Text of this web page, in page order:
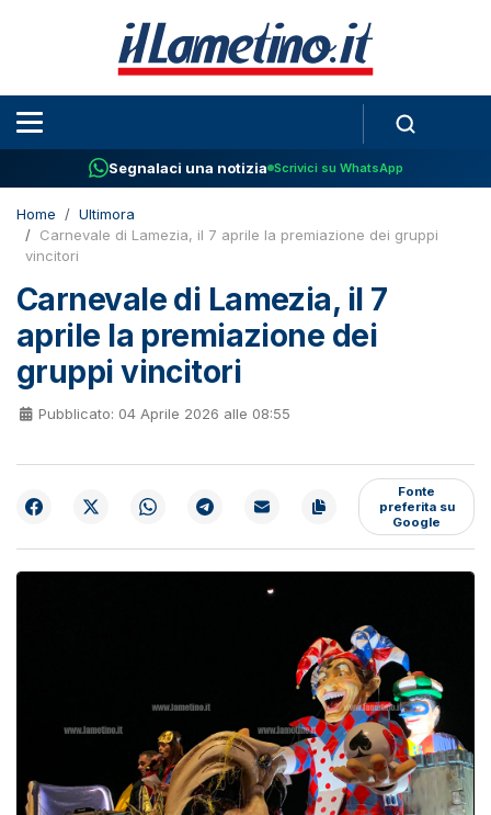
Segnalaci una notizia Scrivici su WhatsApp
Home
Ultimora
Carnevale di Lamezia, il 7 aprile la premiazione dei gruppi
vincitori
Carnevale di Lamezia, il 7
aprile la premiazione dei
gruppi vincitori
Pubblicato: 04 Aprile 2026 alle 08:55
Fonte
preferita su
Google